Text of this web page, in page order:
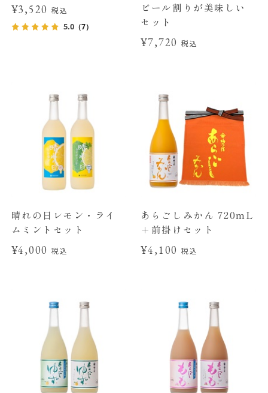
¥3,520税込
5.0（7）
ビール割りが美味しい
セット
¥7,720 税込
晴れの日レモン・ライ
ムミントセット
¥4,000税込
あらごしみかん 720mL
＋前掛けセット
¥4,100 税込